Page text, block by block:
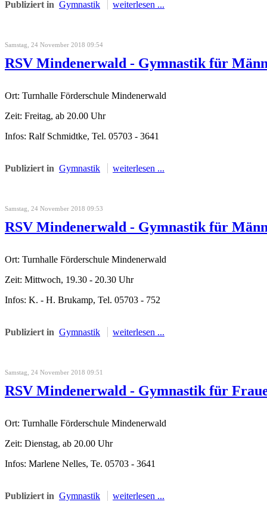
Publiziert in Gymnastik weiterlesen ...
Samstag, 24 November 2018 09:54
RSV Mindenerwald - Gymnastik für
Ort: Turnhalle Förderschule Mindenerwald
Zeit: Freitag, ab 20.00 Uhr
Infos: Ralf Schmidtke, Tel. 05703 - 3641
Publiziert in Gymnastik weiterlesen ...
Samstag, 24 November 2018 09:53
RSV Mindenerwald - Gymnastik für
Ort: Turnhalle Förderschule Mindenerwald
Zeit: Mittwoch, 19.30 - 20.30 Uhr
Infos: K. - H. Brukamp, Tel. 05703 - 752
Publiziert in Gymnastik weiterlesen ...
Samstag, 24 November 2018 09:51
RSV Mindenerwald - Gymnastik für
Ort: Turnhalle Förderschule Mindenerwald
Zeit: Dienstag, ab 20.00 Uhr
Infos: Marlene Nelles, Te. 05703 - 3641
Publiziert in Gymnastik weiterlesen ...